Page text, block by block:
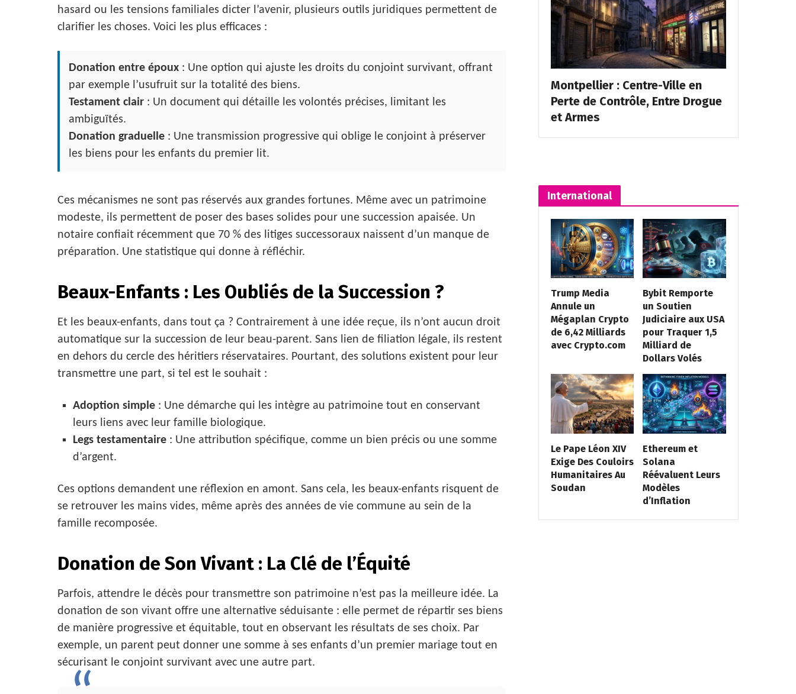
hasard ou les tensions familiales dicter l’avenir, plusieurs outils juridiques permettent de
clarifier les choses. Voici les plus efficaces :
Donation entre époux : Une option qui ajuste les droits du conjoint survivant, offrant
par exemple l’usufruit sur la totalité des biens.
Testament clair : Un document qui détaille les volontés précises, limitant les
ambiguïtés.
Donation graduelle : Une transmission progressive qui oblige le conjoint à préserver
les biens pour les enfants du premier lit.
Ces mécanismes ne sont pas réservés aux grandes fortunes. Même avec un patrimoine
modeste, ils permettent de poser des bases solides pour une succession apaisée. Un
notaire confiait récemment que 70 % des litiges successoraux naissent d’un manque de
préparation. Une statistique qui donne à réfléchir.
Beaux-Enfants : Les Oubliés de la Succession ?
Et les beaux-enfants, dans tout ça ? Contrairement à une idée reçue, ils n’ont aucun droit
automatique sur la succession de leur beau-parent. Sans lien de filiation légale, ils restent
en dehors du cercle des héritiers réservataires. Pourtant, des solutions existent pour leur
transmettre une part, si tel est le souhait :
Adoption simple : Une démarche qui les intègre au patrimoine tout en conservant
leurs liens avec leur famille biologique.
Legs testamentaire : Une attribution spécifique, comme un bien précis ou une somme
d’argent.
Ces options demandent une réflexion en amont. Sans cela, les beaux-enfants risquent de
se retrouver les mains vides, même après des années de vie commune au sein de la
famille recomposée.
Donation de Son Vivant : La Clé de l’Équité
Parfois, attendre le décès pour transmettre son patrimoine n’est pas la meilleure idée. La
donation de son vivant offre une alternative séduisante : elle permet de répartir ses biens
de manière progressive et équitable, tout en observant les résultats de ses choix. Par
exemple, un parent peut donner une somme à ses enfants d’un premier mariage tout en
sécurisant le conjoint survivant avec une autre part.
Montpellier : Centre-Ville en
Perte de Contrôle, Entre Drogue
et Armes
International
Trump Media
Annule un
Mégaplan Crypto
de 6,42 Milliards
avec Crypto.com
Bybit Remporte
un Soutien
Judiciaire aux USA
pour Traquer 1,5
Milliard de
Dollars Volés
Le Pape Léon XIV
Exige Des Couloirs
Humanitaires Au
Soudan
Ethereum et
Solana
Réévaluent Leurs
Modèles
d’Inflation